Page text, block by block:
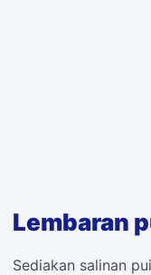
Lembaran
Sediakan salinan